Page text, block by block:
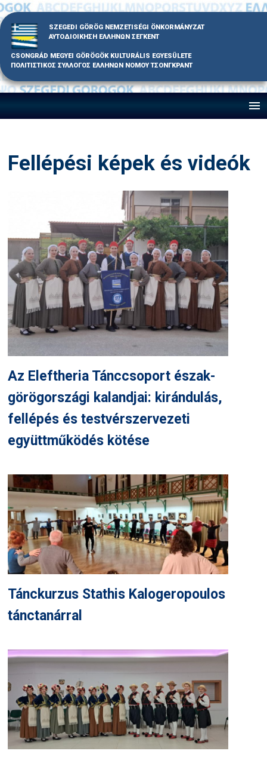
Skip
to
content
SZEGEDI GÖRÖG NEMZETISÉGI ÖNKORMÁNYZAT
ΑΥΤΟΔΙΟΙΚΗΣΗ ΕΛΛΗΝΩΝ ΣΕΓΚΕΝΤ
CSONGRÁD MEGYEI GÖRÖGÖK KULTURÁLIS EGYESÜLETE
ΠΟΛΙΤΙΣΤΙΚΟΣ ΣΥΛΛΟΓΟΣ ΕΛΛΗΝΩΝ ΝΟΜΟΥ ΤΣΟΝΓΚΡΑΝΤ
Fellépési képek és videók
Az Eleftheria Tánccsoport észak-
görögországi kalandjai: kirándulás,
fellépés és testvérszervezeti
együttműködés kötése
Tánckurzus Stathis Kalogeropoulos
tánctanárral